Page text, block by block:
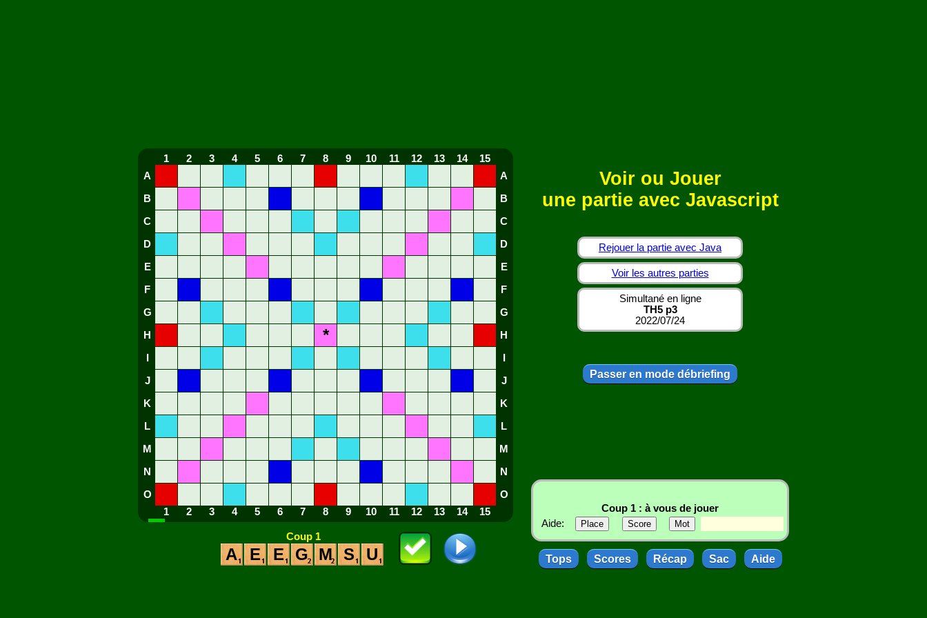
1 2 3 4 5 6 7 8 9 10 11 12 13 14
15
A
A
B B
C C
D D
E E
F F
G G
H * H
J J
K K
L L
M M
N N
O
O
1
2 3 4 5 6 7 8 9 10 11 12 13 14 15
Coup 1
A E E G M S U
Voir ou Jouer
une partie avec Javascript
Rejouer la partie avec Java
Voir les autres parties
Simultané en ligne
TH5 p3
2022/07/24
Passer en mode débriefing
Coup 1 : à vous de jouer
Aide:
Tops Scores Récap Sac Aide